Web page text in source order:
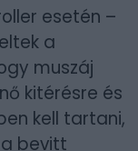
esetén –
a
muszáj
kitérésre és
kell tartani,
bevitt